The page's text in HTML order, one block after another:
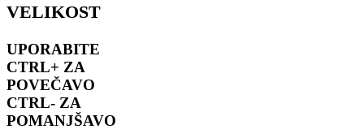
VELIKOST
UPORABITE
CTRL+ ZA
POVEČAVO
CTRL- ZA
POMANJŠAVO